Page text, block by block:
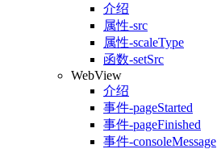
介绍
属性-src
属性-scaleType
函数-setSrc
WebView
介绍
事件-pageStarted
事件-pageFinished
事件-consoleMessage